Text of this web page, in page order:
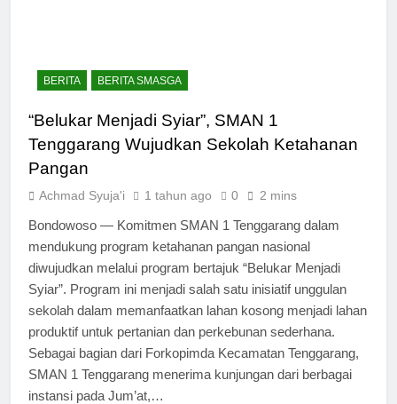
BERITA BERITA SMASGA
“Belukar Menjadi Syiar”, SMAN 1
Tenggarang Wujudkan Sekolah Ketahanan
Pangan
Achmad Syuja'i 1 tahun ago 0 2 mins
Bondowoso — Komitmen SMAN 1 Tenggarang dalam
mendukung program ketahanan pangan nasional
diwujudkan melalui program bertajuk “Belukar Menjadi
Syiar”. Program ini menjadi salah satu inisiatif unggulan
sekolah dalam memanfaatkan lahan kosong menjadi lahan
produktif untuk pertanian dan perkebunan sederhana.
Sebagai bagian dari Forkopimda Kecamatan Tenggarang,
SMAN 1 Tenggarang menerima kunjungan dari berbagai
instansi pada Jum’at,…